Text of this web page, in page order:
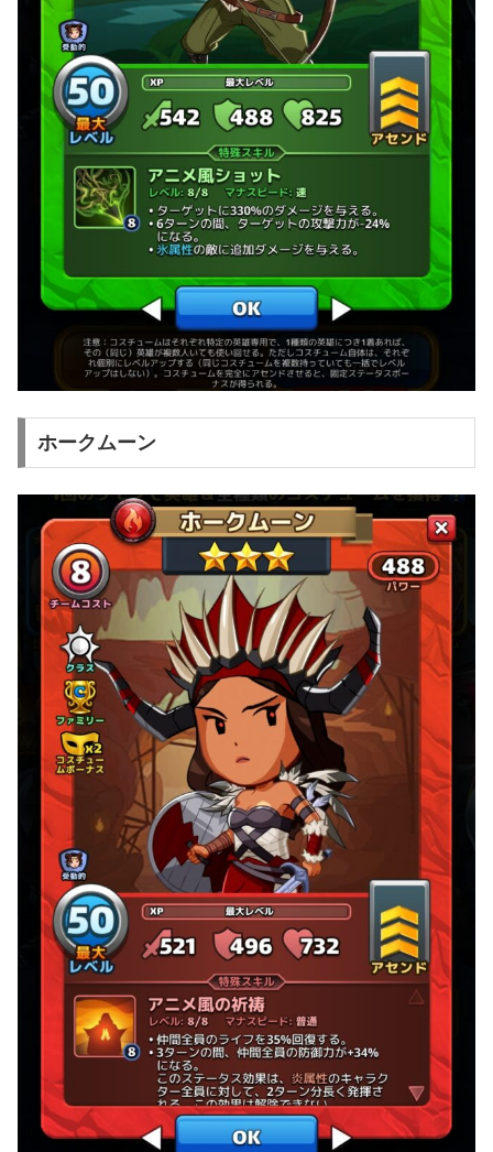
ホークムーン